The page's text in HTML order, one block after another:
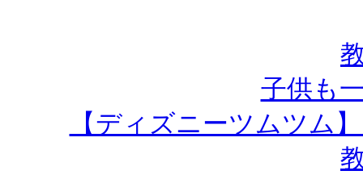
子供も
【ディズニーツムツム